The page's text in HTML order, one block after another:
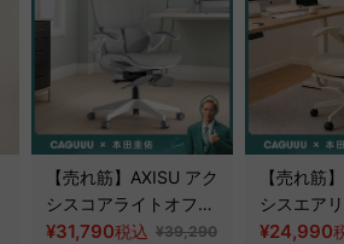
【売れ筋】AXISU アク
シスコアライトオフィ
スチェア
¥31,790税込 ¥39,290
【売れ筋
シスエア
フィスチ
¥24,990